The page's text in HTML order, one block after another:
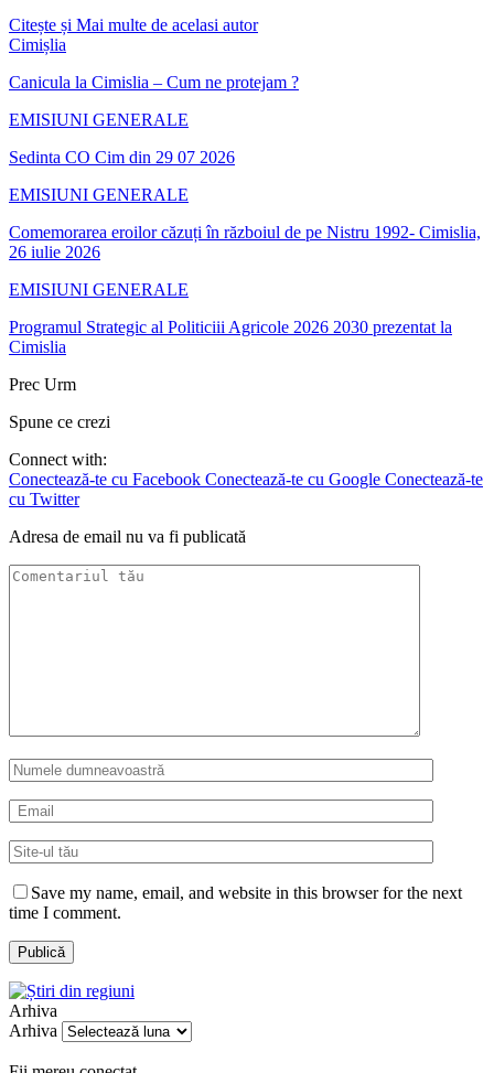
Citește și Mai multe de acelasi autor
Cimișlia
Canicula la Cimislia – Cum ne protejam ?
EMISIUNI GENERALE
Sedinta CO Cim din 29 07 2026
EMISIUNI GENERALE
Comemorarea eroilor căzuți în războiul de pe Nistru 1992- Cimislia,
26 iulie 2026
EMISIUNI GENERALE
Programul Strategic al Politiciii Agricole 2026 2030 prezentat la
Cimislia
Prec Urm
Spune ce crezi
Connect with:
Conectează-te cu Facebook Conectează-te cu Google Conectează-te
cu Twitter
Adresa de email nu va fi publicată
Save my name, email, and website in this browser for the next
time I comment.
Arhiva
Arhiva